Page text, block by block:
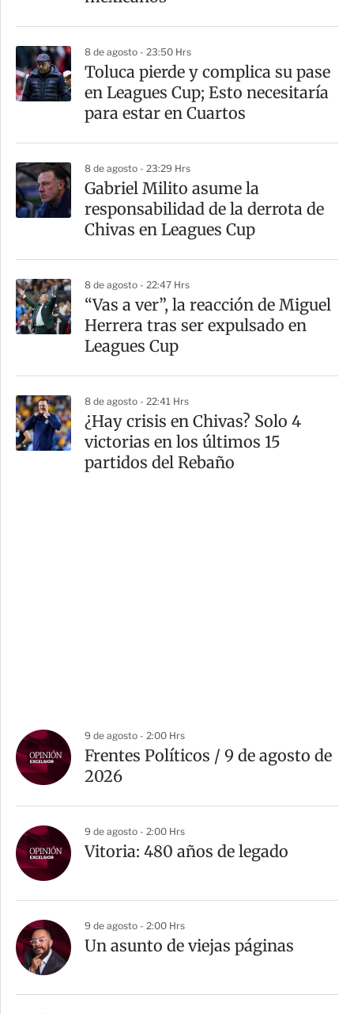
8 de agosto - 23:50 Hrs
Toluca pierde y complica su pase
en Leagues Cup; Esto necesitaría
para estar en Cuartos
8 de agosto - 23:29 Hrs
Gabriel Milito asume la
responsabilidad de la derrota de
Chivas en Leagues Cup
8 de agosto - 22:47 Hrs
“Vas a ver”, la reacción de Miguel
Herrera tras ser expulsado en
Leagues Cup
8 de agosto - 22:41 Hrs
¿Hay crisis en Chivas? Solo 4
victorias en los últimos 15
partidos del Rebaño
9 de agosto - 2:00 Hrs
Frentes Políticos / 9 de agosto de
2026
9 de agosto - 2:00 Hrs
Vitoria: 480 años de legado
9 de agosto - 2:00 Hrs
Un asunto de viejas páginas